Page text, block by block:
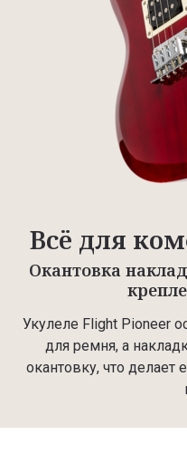
Всё для
Окантовка
Укулеле Flight Pioneer
для ремня, а
окантовку, что